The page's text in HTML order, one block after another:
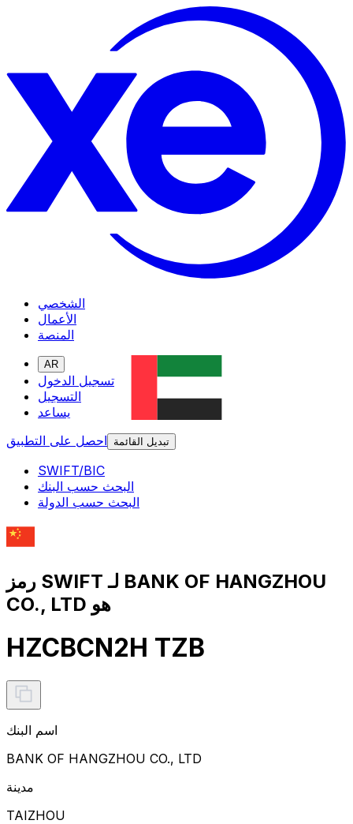
الشخصي
الأعمال
المنصة
AR
تسجيل الدخول
التسجيل
يساعد
احصل على التطبيق
تبديل القائمة
SWIFT/BIC
البحث حسب البنك
البحث حسب الدولة
رمز SWIFT لـ BANK OF HANGZHOU
CO., LTD هو
HZCBCN2H TZB
اسم البنك
BANK OF HANGZHOU CO., LTD
مدينة
TAIZHOU